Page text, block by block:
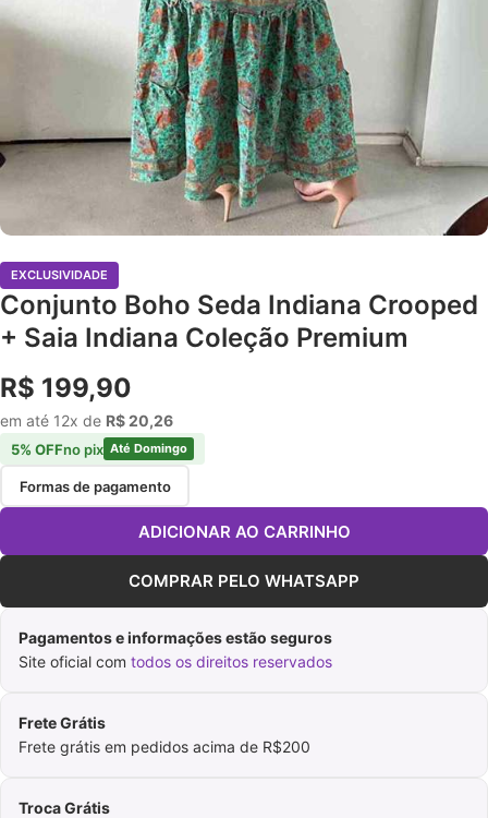
EXCLUSIVIDADE
Conjunto Boho Seda Indiana Crooped
+ Saia Indiana Coleção Premium
R$ 199,90
em até 12x de R$ 20,26
5% OFFno pix Até Domingo
Formas de pagamento
ADICIONAR AO CARRINHO
COMPRAR PELO WHATSAPP
Pagamentos e informações estão seguros
Site oficial com todos os direitos reservados
Frete Grátis
Frete grátis em pedidos acima de R$200
Troca Grátis